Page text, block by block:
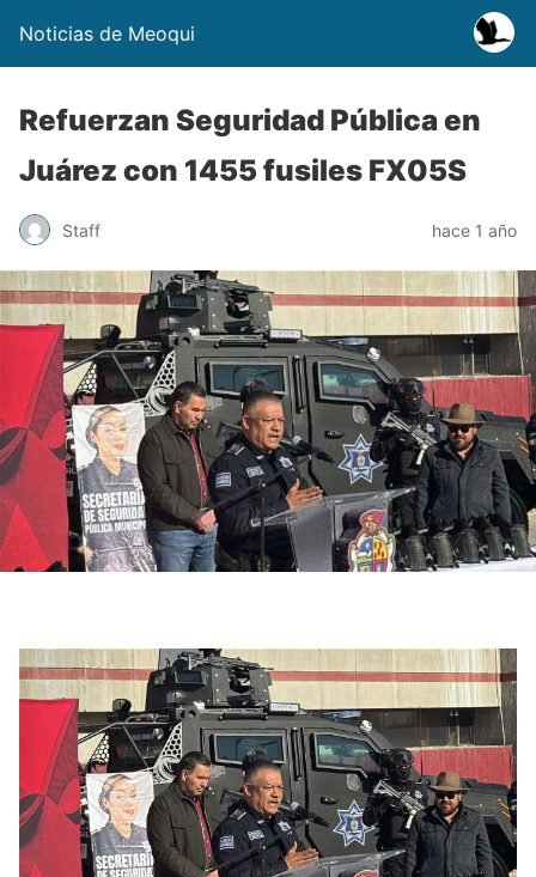
Noticias de Meoqui
Refuerzan Seguridad Pública en
Juárez con 1455 fusiles FX05S
Staff hace 1 año